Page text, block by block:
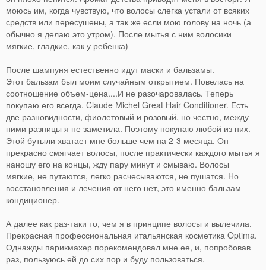
моюсь им, когда чувствую, что волосы слегка устали от всяких
средств или пересушены, а так же если мою голову на ночь (а
обычно я делаю это утром). После мытья с ним волосики
мягкие, гладкие, как у ребенка)
После шампуня естественно идут маски и бальзамы.
Этот бальзам был моим случайным открытием. Повелась на
соотношение объем-цена....И не разочаровалась. Теперь
покупаю его всегда. Claude Michel Great Hair Conditioner. Есть
две разновидности, фиолетовый и розовый, но честно, между
ними разницы я не заметила. Поэтому покупаю любой из них.
Этой бутыли хватает мне больше чем на 2-3 месяца. Он
прекрасно смягчает волосы, после практически каждого мытья я
наношу его на концы, жду пару минут и смываю. Волосы
мягкие, не путаются, легко расчесываются, не пушатся. Но
восстановления и лечения от него нет, это именно бальзам-
кондиционер.
А далее как раз-таки то, чем я в принципе волосы и вылечила.
Прекрасная профессиональная итальянская косметика Optima.
Однажды парикмахер порекомендовал мне ее, и, попробовав
раз, пользуюсь ей до сих пор и буду пользоваться.